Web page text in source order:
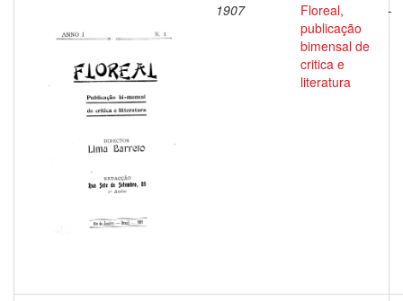
1907
Floreal,
publicação
bimensal de
critica e
literatura
-